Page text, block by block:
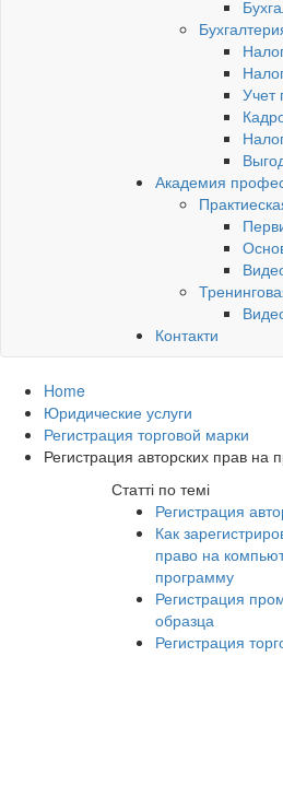
Учет
Академия
Контакти
Home
Юридические услуги
Регистрация торговой марки
Регистрация авторских прав на
Статті по темі
Регистрация
Как
право на
программу
Регистрация
образца
Регистрация